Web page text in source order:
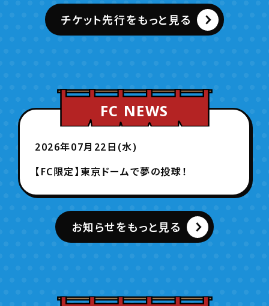
チケット先行をもっと見る
FC NEWS
2026年07月22日(水)
【FC限定】東京ドームで夢の投球！
お知らせをもっと見る